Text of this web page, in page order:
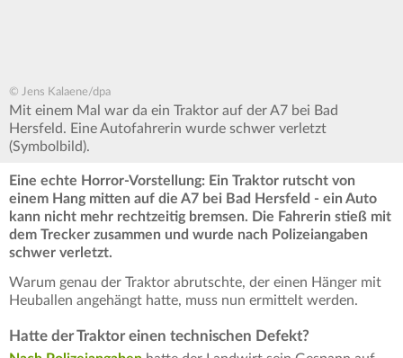
© Jens Kalaene/dpa
Mit einem Mal war da ein Traktor auf der A7 bei Bad
Hersfeld. Eine Autofahrerin wurde schwer verletzt
(Symbolbild).
Eine echte Horror-Vorstellung: Ein Traktor rutscht von
einem Hang mitten auf die A7 bei Bad Hersfeld - ein Auto
kann nicht mehr rechtzeitig bremsen. Die Fahrerin stieß mit
dem Trecker zusammen und wurde nach Polizeiangaben
schwer verletzt.
Warum genau der Traktor abrutschte, der einen Hänger mit
Heuballen angehängt hatte, muss nun ermittelt werden.
Hatte der Traktor einen technischen Defekt?